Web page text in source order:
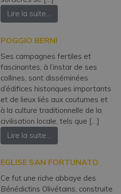
Lire la suite…
POGGIO BERNI
Ses campagnes fertiles et
fascinantes, à l’instar de ses
collines, sont disséminées
d’édifices historiques importants
et de lieux liés aux coutumes et
à la culture traditionnelle de la
civilisation locale, tels que […]
Lire la suite…
EGLISE SAN FORTUNATO
Ce fut une riche abbaye des
Bénédictins Olivétains, construite